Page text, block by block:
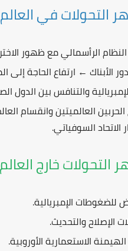
التحولات في
الرأسمالي مع ظهور
الأبناك ← ارتفاع الحاجة إلى
والتنافس بين الدول
الحربين العالميتينوانقسام
الاتحاد السوفياتي.
التحولات خارج
للضغوطات الإمبريالية.
الإصلاح والتحديث.
الاستعمارية الأوروبية.